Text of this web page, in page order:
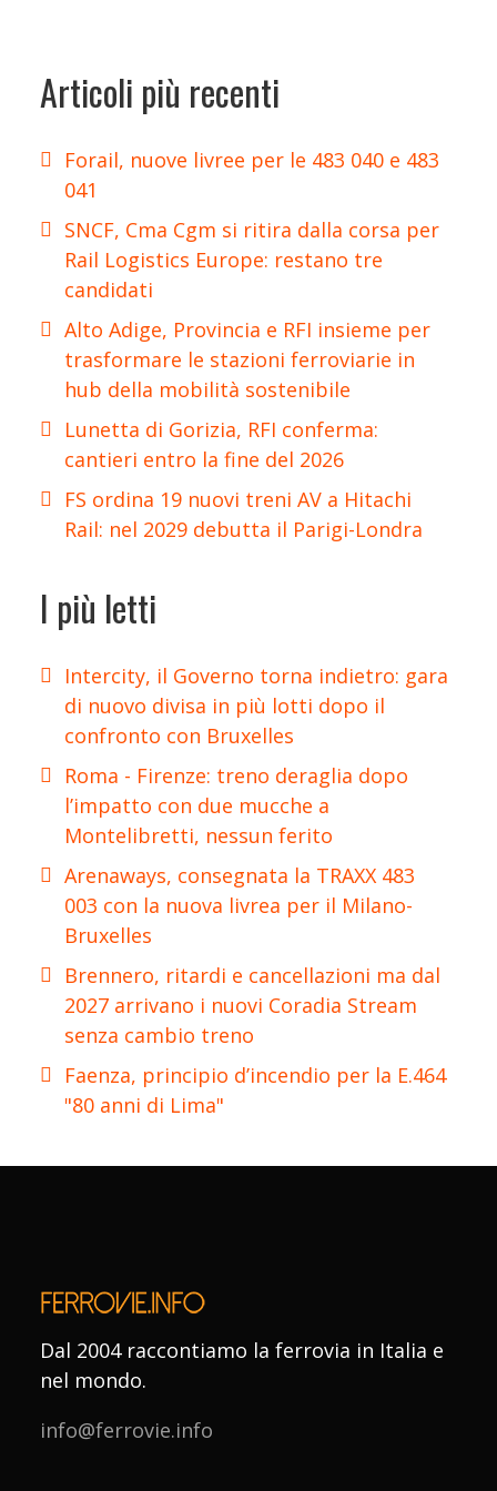
Articoli più recenti
Forail, nuove livree per le 483 040 e 483
041
SNCF, Cma Cgm si ritira dalla corsa per
Rail Logistics Europe: restano tre
candidati
Alto Adige, Provincia e RFI insieme per
trasformare le stazioni ferroviarie in
hub della mobilità sostenibile
Lunetta di Gorizia, RFI conferma:
cantieri entro la fine del 2026
FS ordina 19 nuovi treni AV a Hitachi
Rail: nel 2029 debutta il Parigi-Londra
I più letti
Intercity, il Governo torna indietro: gara
di nuovo divisa in più lotti dopo il
confronto con Bruxelles
Roma - Firenze: treno deraglia dopo
l’impatto con due mucche a
Montelibretti, nessun ferito
Arenaways, consegnata la TRAXX 483
003 con la nuova livrea per il Milano-
Bruxelles
Brennero, ritardi e cancellazioni ma dal
2027 arrivano i nuovi Coradia Stream
senza cambio treno
Faenza, principio d’incendio per la E.464
"80 anni di Lima"
Dal 2004 raccontiamo la ferrovia in Italia e
nel mondo.
info@ferrovie.info